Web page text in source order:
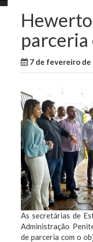
parceria
7 de fevereiro de
As secretárias de
Administração
de parceria com o